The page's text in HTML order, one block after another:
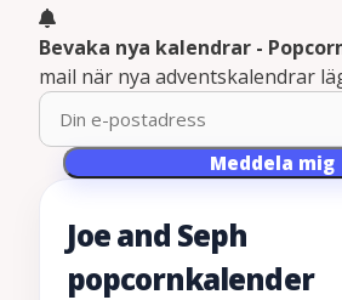
Bevaka nya kalendrar -
mail när nya adventskalendrar
Meddela mig
Joe and Seph
popcornkalender